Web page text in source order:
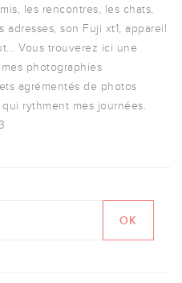
les rencontres, les chats,
son Fuji xt1, appareil
Vous trouverez ici une
photographies
agrémentés de photos
rythment mes journées.